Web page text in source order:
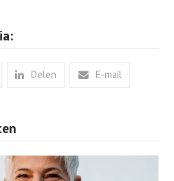
Delen E-mail